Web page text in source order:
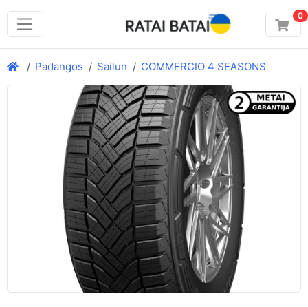
0
Padangos Sailun COMMERCIO 4 SEASONS